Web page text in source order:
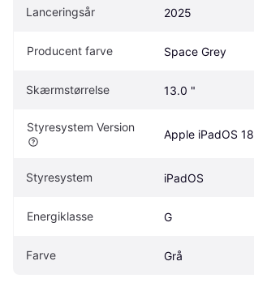
Lanceringsår 2025
Producent farve Space Grey
Skærmstørrelse 13.0 "
Styresystem Version
Apple iPadOS 18
Styresystem iPadOS
Energiklasse G
Farve Grå